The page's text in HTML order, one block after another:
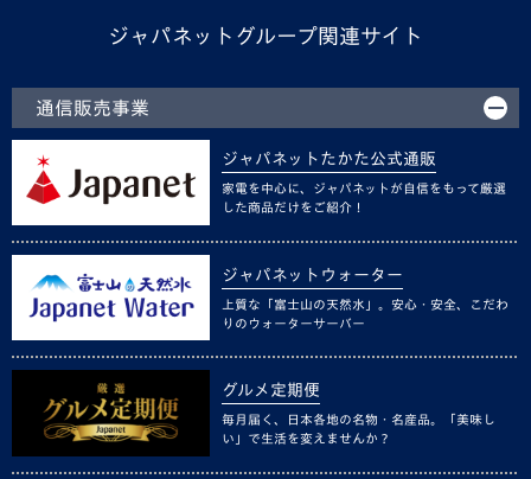
ジャパネットグループ関連サイト
通信販売事業
ジャパネットたかた公式通販
家電を中心に、ジャパネットが自信をもって厳選
した商品だけをご紹介！
ジャパネットウォーター
上質な「富士山の天然水」。安心・安全、こだわ
りのウォーターサーバー
グルメ定期便
毎月届く、日本各地の名物・名産品。「美味し
い」で生活を変えませんか？